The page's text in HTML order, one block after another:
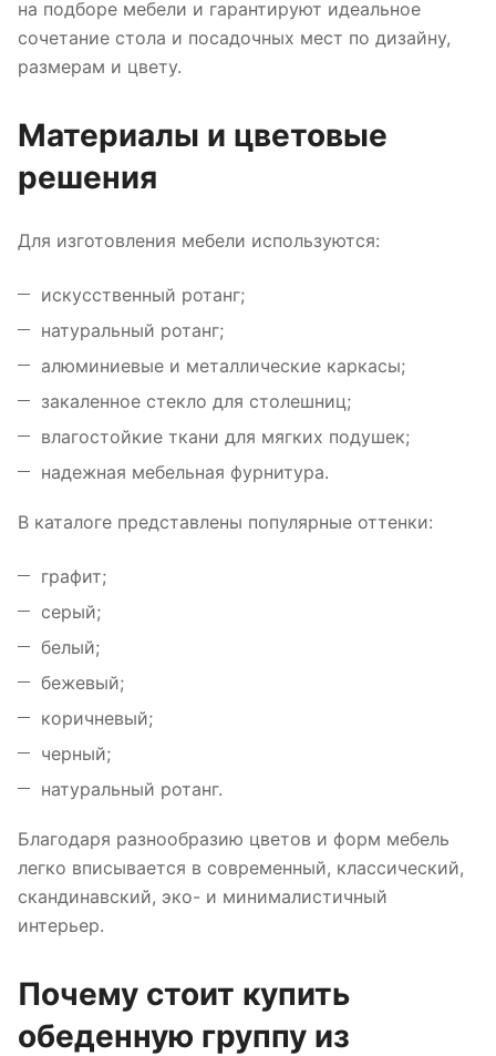
на подборе мебели и гарантируют идеальное
сочетание стола и посадочных мест по дизайну,
размерам и цвету.
Материалы и цветовые
решения
Для изготовления мебели используются:
искусственный ротанг;
натуральный ротанг;
алюминиевые и металлические каркасы;
закаленное стекло для столешниц;
влагостойкие ткани для мягких подушек;
надежная мебельная фурнитура.
В каталоге представлены популярные оттенки:
графит;
серый;
белый;
бежевый;
коричневый;
черный;
натуральный ротанг.
Благодаря разнообразию цветов и форм мебель
легко вписывается в современный, классический,
скандинавский, эко- и минималистичный
интерьер.
Почему стоит купить
обеденную группу из